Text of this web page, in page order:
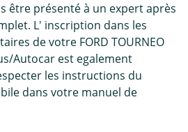
être présenté à un expert après
L' inscription dans les
de votre FORD TOURNEO
Autocar est egalement
les instructions du
dans votre manuel de